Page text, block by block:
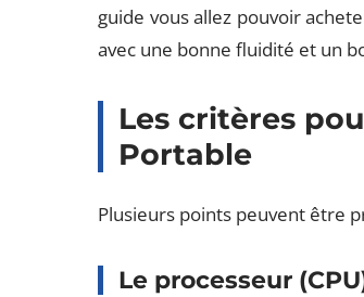
guide vous allez pouvoir
avec une bonne fluidité et un
Les critères
Portable
Plusieurs points peuvent être
Le processeur